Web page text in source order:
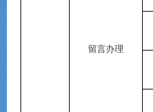
留言办理